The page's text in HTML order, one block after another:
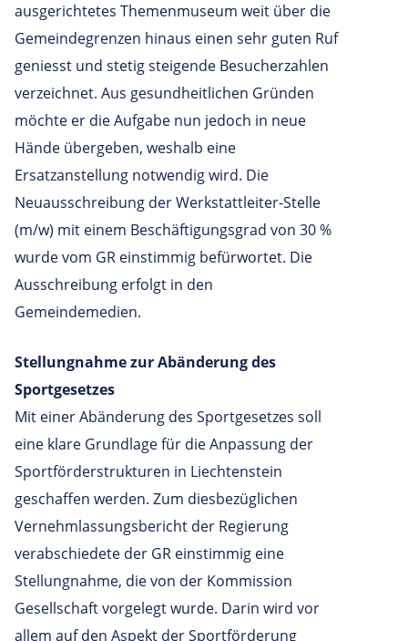
ausgerichtetes Themenmuseum weit über die
Gemeindegrenzen hinaus einen sehr guten Ruf
geniesst und stetig steigende Besucherzahlen
verzeichnet. Aus gesundheitlichen Gründen
möchte er die Aufgabe nun jedoch in neue
Hände übergeben, weshalb eine
Ersatzanstellung notwendig wird. Die
Neuausschreibung der Werkstattleiter-Stelle
(m/w) mit einem Beschäftigungsgrad von 30 %
wurde vom GR einstimmig befürwortet. Die
Ausschreibung erfolgt in den
Gemeindemedien.
Stellungnahme zur Abänderung des
Sportgesetzes
Mit einer Abänderung des Sportgesetzes soll
eine klare Grundlage für die Anpassung der
Sportförderstrukturen in Liechtenstein
geschaffen werden. Zum diesbezüglichen
Vernehmlassungsbericht der Regierung
verabschiedete der GR einstimmig eine
Stellungnahme, die von der Kommission
Gesellschaft vorgelegt wurde. Darin wird vor
allem auf den Aspekt der Sportförderung